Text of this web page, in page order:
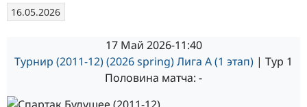
16.05.2026
17 Май 2026-11:40
Турнир (2011-12) (2026 spring) Лига А (1 этап) | Тур 1
Половина матча: -